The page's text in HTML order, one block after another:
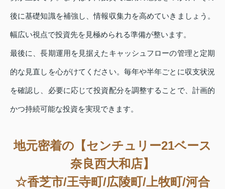
後に基礎知識を補強し、情報収集力を高めていきましょう。
幅広い視点で投資先を見極められる準備が整います。
最後に、長期運用を見据えたキャッシュフローの管理と定期
的な見直しを心がけてください。毎年や半年ごとに収支状況
を確認し、必要に応じて投資配分を調整することで、計画的
かつ持続可能な投資を実現できます。
地元密着の【センチュリー21ベース
奈良西大和店】
☆香芝市/王寺町/広陵町/上牧町/河合